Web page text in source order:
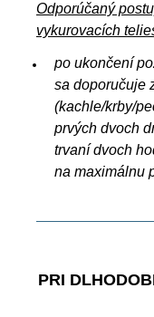
Odporúčaný
vykurovacích
po ukončení
sa doporučuje
(kachle/krby/
prvých dvoch
trvaní dvoch
na maximálnu
PRI